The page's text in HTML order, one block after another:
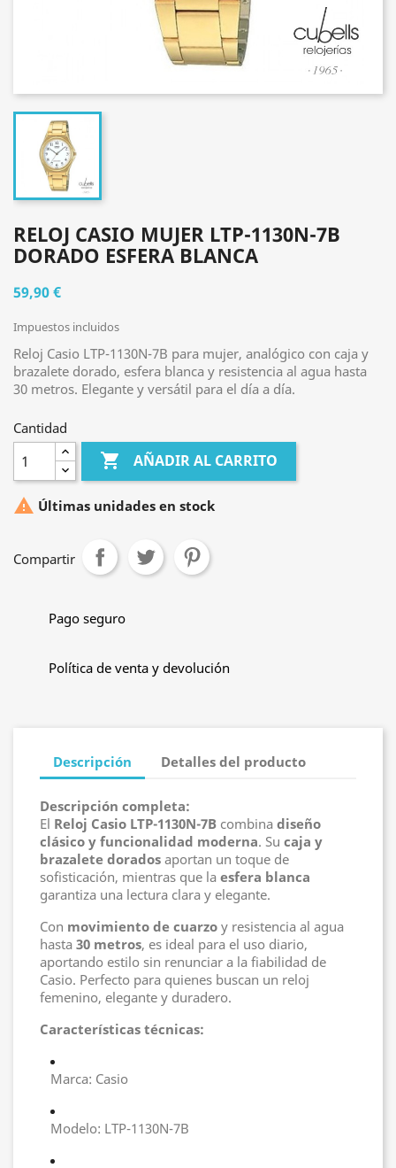
RELOJ CASIO MUJER LTP-1130N-7B
DORADO ESFERA BLANCA
59,90 €
Impuestos incluidos
Reloj Casio LTP-1130N-7B para mujer, analógico con caja y
brazalete dorado, esfera blanca y resistencia al agua hasta
30 metros. Elegante y versátil para el día a día.
Cantidad
 AÑADIR AL CARRITO
 Últimas unidades en stock
Compartir
Pago seguro
Política de venta y devolución
Descripción Detalles del producto
Descripción completa:
El Reloj Casio LTP-1130N-7B combina diseño
clásico y funcionalidad moderna. Su caja y
brazalete dorados aportan un toque de
sofisticación, mientras que la esfera blanca
garantiza una lectura clara y elegante.
Con movimiento de cuarzo y resistencia al agua
hasta 30 metros, es ideal para el uso diario,
aportando estilo sin renunciar a la fiabilidad de
Casio. Perfecto para quienes buscan un reloj
femenino, elegante y duradero.
Características técnicas:
Marca: Casio
Modelo: LTP-1130N-7B